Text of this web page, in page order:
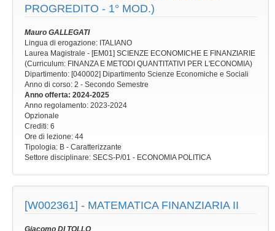
PROGREDITO - 1° MOD.)
Mauro GALLEGATI
Lingua di erogazione: ITALIANO
Laurea Magistrale - [EM01] SCIENZE ECONOMICHE E FINANZIARIE
(Curriculum: FINANZA E METODI QUANTITATIVI PER L'ECONOMIA)
Dipartimento: [040002] Dipartimento Scienze Economiche e Sociali
Anno di corso: 2 - Secondo Semestre
Anno offerta: 2024-2025
Anno regolamento: 2023-2024
Opzionale
Crediti: 6
Ore di lezione: 44
Tipologia: B - Caratterizzante
Settore disciplinare: SECS-P/01 - ECONOMIA POLITICA
[W002361] - MATEMATICA FINANZIARIA II
Giacomo DI TOLLO